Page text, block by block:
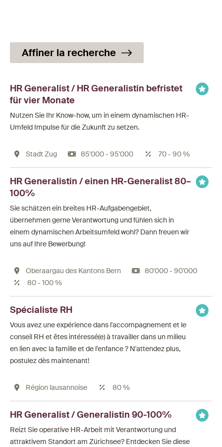
Affiner la recherche
HR Generalist / HR Generalistin befristet
für vier Monate
Nutzen Sie Ihr Know-how, um in einem dynamischen HR-
Umfeld Impulse für die Zukunft zu setzen.
Stadt Zug 85'000 - 95'000 70 - 90 %
HR Generalistin / einen HR-Generalist 80–
100%
Sie schätzen ein breites HR-Aufgabengebiet,
übernehmen gerne Verantwortung und fühlen sich in
einem dynamischen Arbeitsumfeld wohl? Dann freuen wir
uns auf Ihre Bewerbung!
Oberaargau des Kantons Bern
80'000 - 90'000
80 - 100 %
Spécialiste RH
Vous avez une expérience dans l'accompagnement et le
conseil RH et êtes intéressé(e) à travailler dans un milieu
en lien avec la famille et de l'enfance ? N'attendez plus,
postulez dès maintenant!
Région lausannoise 80 %
HR Generalist / Generalistin 90-100%
Reizt Sie operative HR-Arbeit mit Verantwortung und
attraktivem Standort am Zürichsee? Entdecken Sie diese